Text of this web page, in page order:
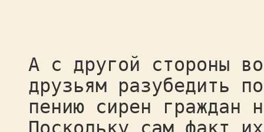
А с другой стороны
друзьям разубедить
пению сирен граждан